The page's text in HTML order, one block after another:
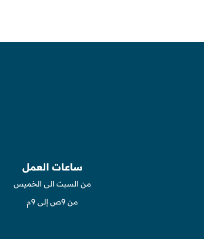
ساعات العمل
من السبت الى الخميس
من 9ص إلى 9م